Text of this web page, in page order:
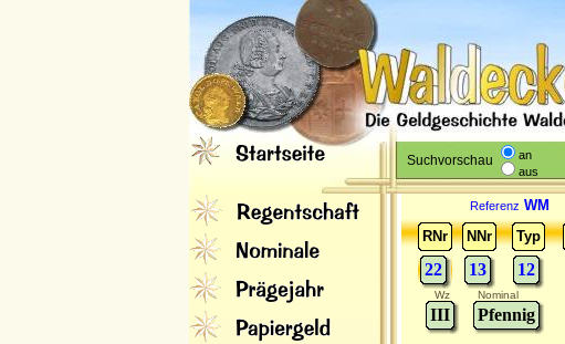
Suchvorschau
an
aus
Referenz WM
RNr
NNr Typ
22 13 12
Wz Nominal
III Pfennig